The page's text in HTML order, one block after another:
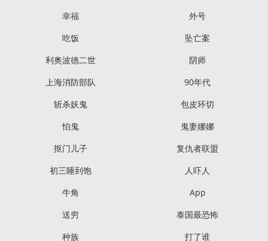
幸福
外号
吃饭
坠亡案
利奥波德二世
阴师
上海消防部队
90年代
斩杀妖鬼
包皮环切
怕鬼
​鬼妻娜娜
抠门儿子
复仇者联盟
初三睡到饱
人吓人
牛角
App
送穷
泰国最恐怖
种族
打了谁